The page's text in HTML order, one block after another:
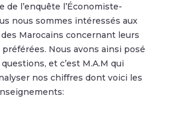
de l’enquête l’Économiste-
nous sommes intéressés aux
Marocains concernant leurs
Nous avons ainsi posé
et c’est M.A.M qui
nos chiffres dont voici les